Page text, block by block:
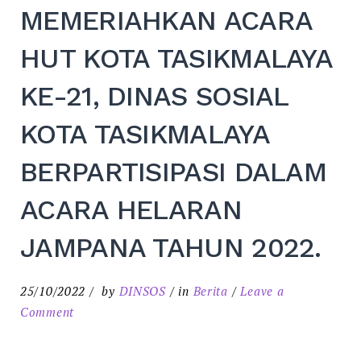
MEMERIAHKAN ACARA
HUT KOTA TASIKMALAYA
KE-21, DINAS SOSIAL
KOTA TASIKMALAYA
BERPARTISIPASI DALAM
ACARA HELARAN
JAMPANA TAHUN 2022.
25/10/2022 by DINSOS in Berita
Leave a
Commenton